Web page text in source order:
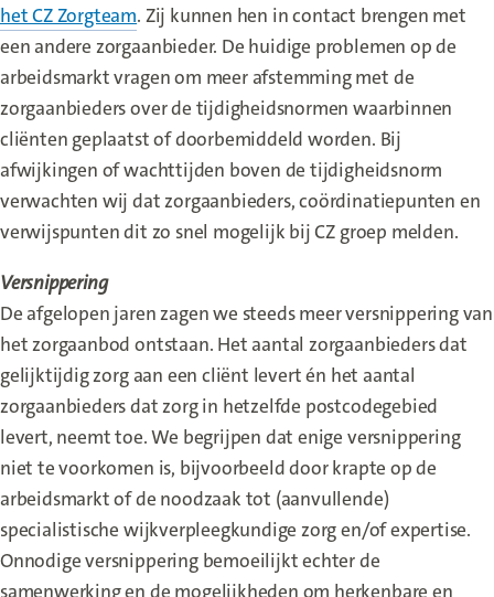
het CZ Zorgteam. Zij kunnen hen in contact brengen met
een andere zorgaanbieder. De huidige problemen op de
arbeidsmarkt vragen om meer afstemming met de
zorgaanbieders over de tijdigheidsnormen waarbinnen
cliënten geplaatst of doorbemiddeld worden. Bij
afwijkingen of wachttijden boven de tijdigheidsnorm
verwachten wij dat zorgaanbieders, coördinatiepunten en
verwijspunten dit zo snel mogelijk bij CZ groep melden.
Versnippering
De afgelopen jaren zagen we steeds meer versnippering van
het zorgaanbod ontstaan. Het aantal zorgaanbieders dat
gelijktijdig zorg aan een cliënt levert én het aantal
zorgaanbieders dat zorg in hetzelfde postcodegebied
levert, neemt toe. We begrijpen dat enige versnippering
niet te voorkomen is, bijvoorbeeld door krapte op de
arbeidsmarkt of de noodzaak tot (aanvullende)
specialistische wijkverpleegkundige zorg en/of expertise.
Onnodige versnippering bemoeilijkt echter de